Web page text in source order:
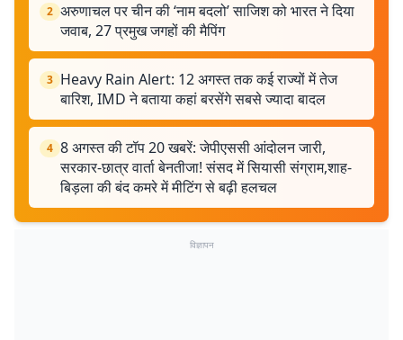
2 अरुणाचल पर चीन की ‘नाम बदलो’ साजिश को भारत ने दिया
जवाब, 27 प्रमुख जगहों की मैपिंग
3 Heavy Rain Alert: 12 अगस्त तक कई राज्यों में तेज
बारिश, IMD ने बताया कहां बरसेंगे सबसे ज्यादा बादल
4 8 अगस्त की टॉप 20 खबरें: जेपीएससी आंदोलन जारी,
सरकार-छात्र वार्ता बेनतीजा! संसद में सियासी संग्राम,शाह-
बिड़ला की बंद कमरे में मीटिंग से बढ़ी हलचल
विज्ञापन